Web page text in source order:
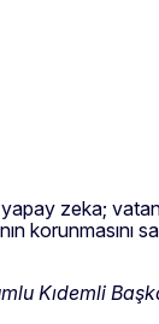
zeka;
Kıdemli